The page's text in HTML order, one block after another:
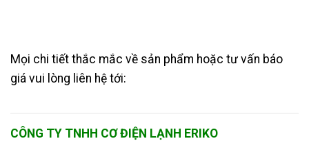
Mọi chi tiết thắc mắc về sản phẩm hoặc tư vấn báo
giá vui lòng liên hệ tới:
CÔNG TY TNHH CƠ ĐIỆN LẠNH ERIKO